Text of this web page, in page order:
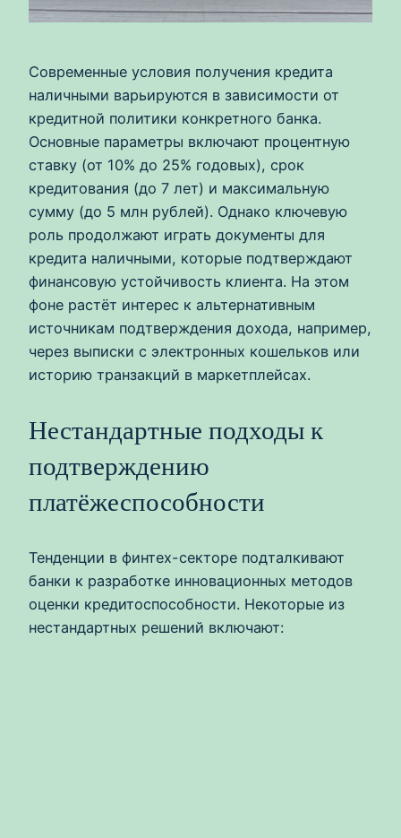
Современные условия получения кредита
наличными варьируются в зависимости от
кредитной политики конкретного банка.
Основные параметры включают процентную
ставку (от 10% до 25% годовых), срок
кредитования (до 7 лет) и максимальную
сумму (до 5 млн рублей). Однако ключевую
роль продолжают играть документы для
кредита наличными, которые подтверждают
финансовую устойчивость клиента. На этом
фоне растёт интерес к альтернативным
источникам подтверждения дохода, например,
через выписки с электронных кошельков или
историю транзакций в маркетплейсах.
Нестандартные подходы к
подтверждению
платёжеспособности
Тенденции в финтех-секторе подталкивают
банки к разработке инновационных методов
оценки кредитоспособности. Некоторые из
нестандартных решений включают: